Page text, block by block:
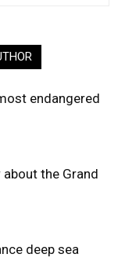
endangered
about the Grand
deep sea